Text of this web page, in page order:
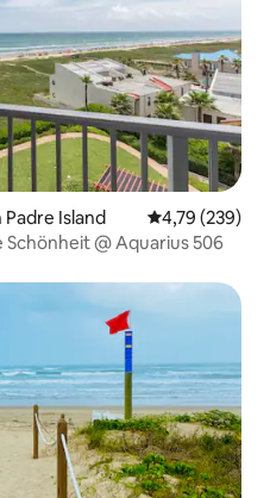
Island
4,79 (239)
@ Aquarius 506